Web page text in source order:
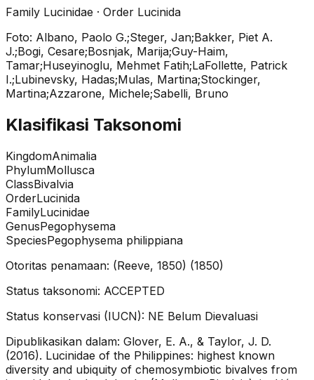
Family Lucinidae · Order Lucinida
Foto: Albano, Paolo G.;Steger, Jan;Bakker, Piet A.
J.;Bogi, Cesare;Bosnjak, Marija;Guy-Haim,
Tamar;Huseyinoglu, Mehmet Fatih;LaFollette, Patrick
I.;Lubinevsky, Hadas;Mulas, Martina;Stockinger,
Martina;Azzarone, Michele;Sabelli, Bruno
Klasifikasi Taksonomi
KingdomAnimalia
PhylumMollusca
ClassBivalvia
OrderLucinida
FamilyLucinidae
GenusPegophysema
SpeciesPegophysema philippiana
Otoritas penamaan: (Reeve, 1850) (1850)
Status taksonomi: ACCEPTED
Status konservasi (IUCN): NE Belum Dievaluasi
Dipublikasikan dalam: Glover, E. A., & Taylor, J. D.
(2016). Lucinidae of the Philippines: highest known
diversity and ubiquity of chemosymbiotic bivalves from